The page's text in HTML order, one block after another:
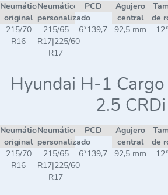
Neumático
original
Neumático
personalizado
PCD
Agujero
central
de
215/70
R16
215/65
R17|225/60
R17
6*139,7 92,5 mm
Hyundai H-1
2.5 CRDi
Neumático
original
Neumático
personalizado
PCD
Agujero
central
de
215/70
R16
215/65
R17|225/60
R17
6*139,7 92,5 mm